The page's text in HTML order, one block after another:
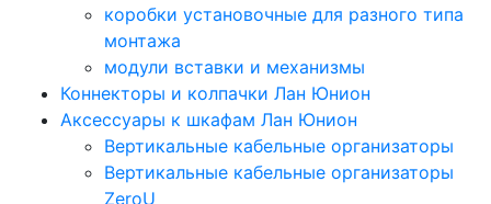
коробки установочные для разного типа
монтажа
модули вставки и механизмы
Коннекторы и колпачки Лан Юнион
Аксессуары к шкафам Лан Юнион
Вертикальные кабельные организаторы
Вертикальные кабельные организаторы
ZeroU